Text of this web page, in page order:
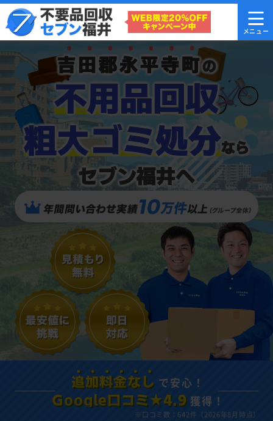
吉田郡永平寺町の
不用品回収
粗大ゴミ処分なら
セブン福井へ
追加料金なし で安心！
Google口コミ★4.9 獲得！
※口コミ数：642件（2026年8月時点）